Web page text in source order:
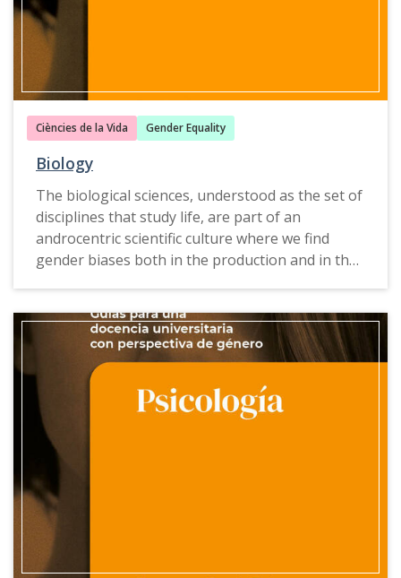
Ciències de la Vida Gender Equality
Biology
The biological sciences, understood as the set of
disciplines that study life, are part of an
androcentric scientific culture where we find
gender biases both in the production and in the
unique to the field of biology, but is also present
in many other STEM disciplines.
The
Guide for mainstreaming gender to university
teaching in Biologyoffers proposals, examples of
good practices, teaching resources and
consultation tools as guidance to improve and
promote teaching innovation in subjects and
study plans that affect different dimensions of
the teaching-learning process.
This guide is also available in